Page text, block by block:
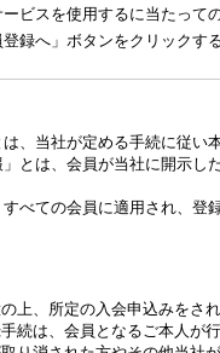
ビスを使用するに当たって
登録へ」ボタンをクリックす